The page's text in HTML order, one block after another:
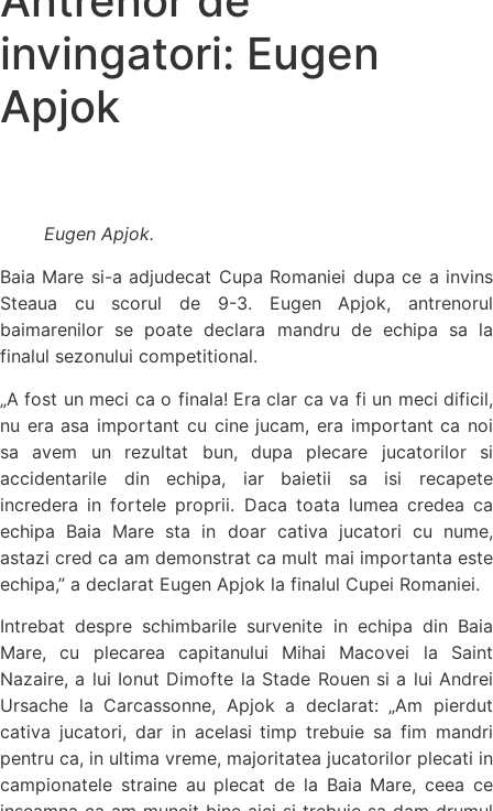
invingatori: Eugen
Apjok
Eugen Apjok.
Baia Mare si-a adjudecat Cupa Romaniei dupa ce a invins
Steaua cu scorul de 9-3. Eugen Apjok, antrenorul
baimarenilor se poate declara mandru de echipa sa la
finalul sezonului competitional.
„A fost un meci ca o finala! Era clar ca va fi un meci dificil,
nu era asa important cu cine jucam, era important ca noi
sa avem un rezultat bun, dupa plecare jucatorilor si
accidentarile din echipa, iar baietii sa isi recapete
incredera in fortele proprii. Daca toata lumea credea ca
echipa Baia Mare sta in doar cativa jucatori cu nume,
astazi cred ca am demonstrat ca mult mai importanta este
echipa,” a declarat Eugen Apjok la finalul Cupei Romaniei.
Intrebat despre schimbarile survenite in echipa din Baia
Mare, cu plecarea capitanului Mihai Macovei la Saint
Nazaire, a lui Ionut Dimofte la Stade Rouen si a lui Andrei
Ursache la Carcassonne, Apjok a declarat: „Am pierdut
cativa jucatori, dar in acelasi timp trebuie sa fim mandri
pentru ca, in ultima vreme, majoritatea jucatorilor plecati in
campionatele straine au plecat de la Baia Mare, ceea ce